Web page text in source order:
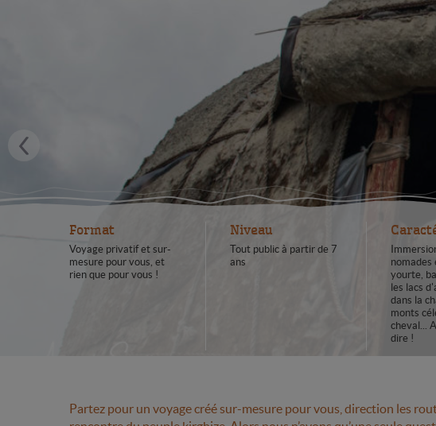
Format
Voyage privatif et sur-
mesure pour vous, et
rien que pour vous !
Niveau
Tout public à partir de 7
ans
nomades
yourte,
les lacs
dans la
monts
cheval...
dire !
Partez pour un voyage créé sur-mesure pour vous, direction les